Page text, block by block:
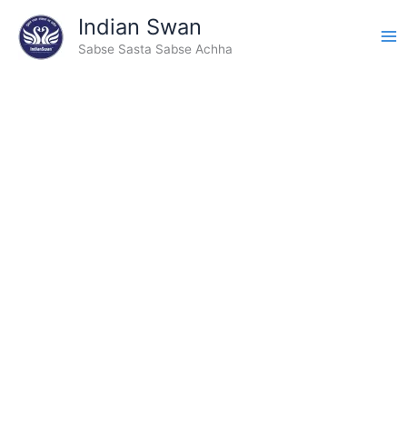
content
Indian Swan
Sabse Sasta Sabse Achha
your
email…